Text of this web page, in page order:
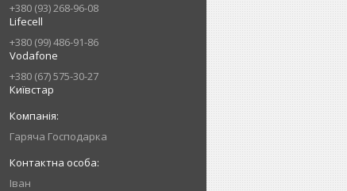
+380 (93) 268-96-08
Lifecell
+380 (99) 486-91-86
Vodafone
+380 (67) 575-30-27
Київстар
Гаряча Господарка
Іван